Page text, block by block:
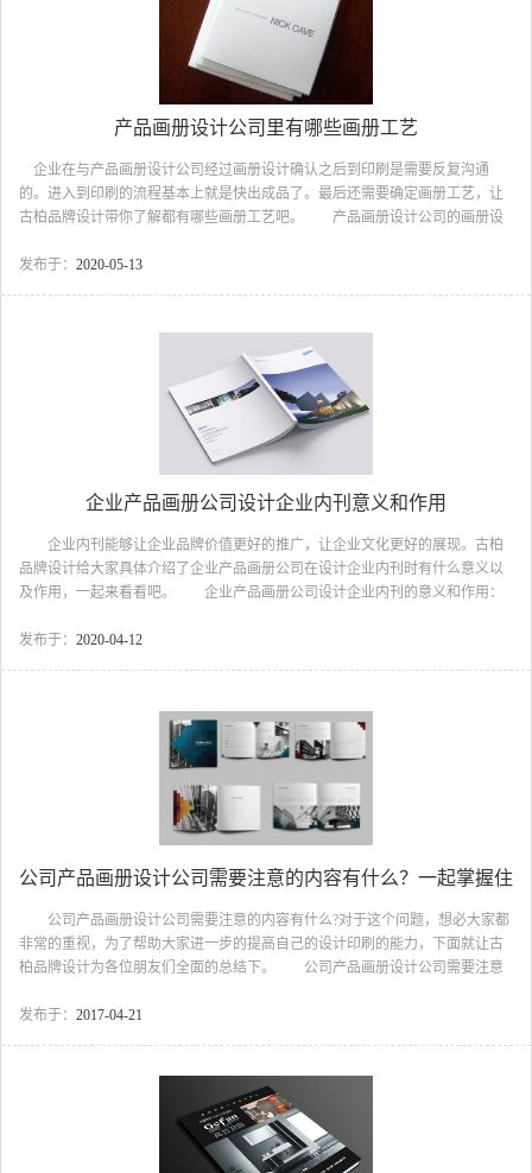
产品画册设计公司里有哪些画册工艺
企业在与产品画册设计公司经过画册设计确认之后到印刷是需要反复沟通
的。进入到印刷的流程基本上就是快出成品了。最后还需要确定画册工艺，让
古柏品牌设计带你了解都有哪些画册工艺吧。 产品画册设计公司的画册设
艺约束，线条粗细不低于0.01mm，字号不小于6pt; 2、烫金不易在光滑面上
情形，烫金容易线条出现糊板状况; 4、先印刷后烫金，如有镂空部位烫
金，背景图案尽量设计为满版底色，避免烫金1...
发布于： 2020-05-13
企业产品画册公司设计企业内刊意义和作用
企业内刊能够让企业品牌价值更好的推广，让企业文化更好的展现。古柏
品牌设计给大家具体介绍了企业产品画册公司在设计企业内刊时有什么意义以
及作用，一起来看看吧。 企业产品画册公司设计企业内刊的意义和作用：
业的文化内涵得到更好呈现，才能有很好效果，也是增强企业凝聚力，能够有
的重要手段。企业产品画册公司 企业产品画册公司设计企业内刊的意义和
作用：企业成长记录更完整 为更好来进行企业成长记录，通...
发布于： 2020-04-12
公司产品画册设计公司需要注意的内容有什么？一起掌握住
公司产品画册设计公司需要注意的内容有什么?对于这个问题，想必大家都
非常的重视，为了帮助大家进一步的提高自己的设计印刷的能力，下面就让古
柏品牌设计为各位朋友们全面的总结下。 公司产品画册设计公司需要注意
够供给市场 ，被人们使用和消费，并能满足人们某种需求的任何东西，包括有
整体产品提供给购买者的直接利益和效用;基本产品即是核心产品的宏观化;期望
产品是指顾客在购买产品时，一般会期望得到的一组...
发布于： 2017-04-21